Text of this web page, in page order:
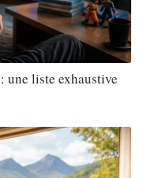
une liste exhaustive